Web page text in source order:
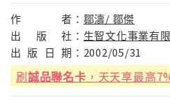
作 者： 鄒濤/ 鄒傑
出
版 社： 生智文化事業有
出 版 日 期： 2002/05/31
刷誠品聯名卡 ，天天享最高